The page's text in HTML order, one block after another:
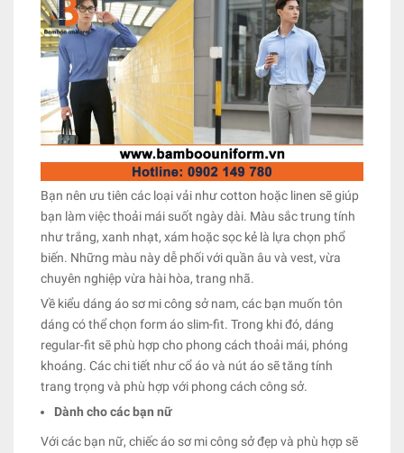
Bạn nên ưu tiên các loại vải như cotton hoặc linen sẽ giúp
bạn làm việc thoải mái suốt ngày dài. Màu sắc trung tính
như trắng, xanh nhạt, xám hoặc sọc kẻ là lựa chọn phổ
biến. Những màu này dễ phối với quần âu và vest, vừa
chuyên nghiệp vừa hài hòa, trang nhã.
Về kiểu dáng áo sơ mi công sở nam, các bạn muốn tôn
dáng có thể chọn form áo slim-fit. Trong khi đó, dáng
regular-fit sẽ phù hợp cho phong cách thoải mái, phóng
khoáng. Các chi tiết như cổ áo và nút áo sẽ tăng tính
trang trọng và phù hợp với phong cách công sở.
Dành cho các bạn nữ
Với các bạn nữ, chiếc áo sơ mi công sở đẹp và phù hợp sẽ